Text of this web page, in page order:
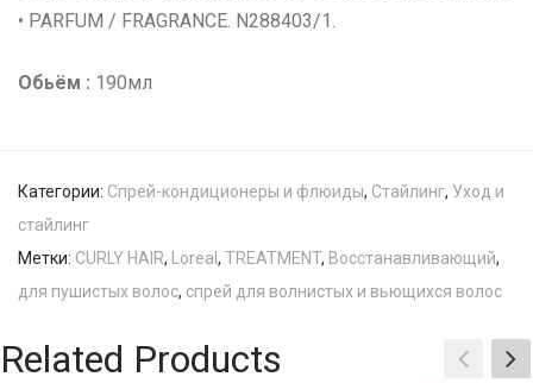
• PARFUM / FRAGRANCE. N288403/1.
Обьём : 190мл
Категории: Спрей-кондиционеры и флюиды, Стайлинг, Уход и
стайлинг
Метки: CURLY HAIR, Loreal, TREATMENT, Восстанавливающий,
для пушистых волос, спрей для волнистых и вьющихся волос
Related Products